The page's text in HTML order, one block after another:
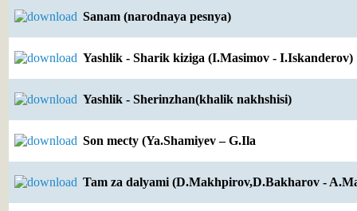
Sanam (narodnaya pesnya)
Yashlik - Sharik kiziga (I.Masimov - I.Iskanderov)
Yashlik - Sherinzhan(khalik nakhshisi)
Son mecty (Ya.Shamiyev – G.Ila
Tam za dalyami (D.Makhpirov,D.Bakharov -